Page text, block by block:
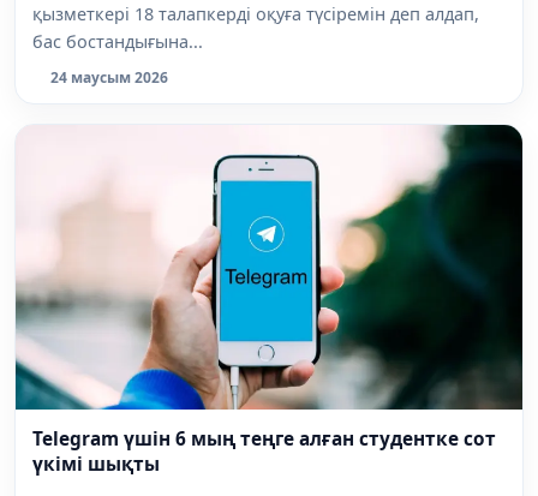
қызметкері 18 талапкерді оқуға түсіремін деп алдап,
бас бостандығына...
24 маусым 2026
Telegram үшін 6 мың теңге алған студентке сот
үкімі шықты